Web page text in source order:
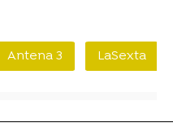
Antena 3 LaSexta